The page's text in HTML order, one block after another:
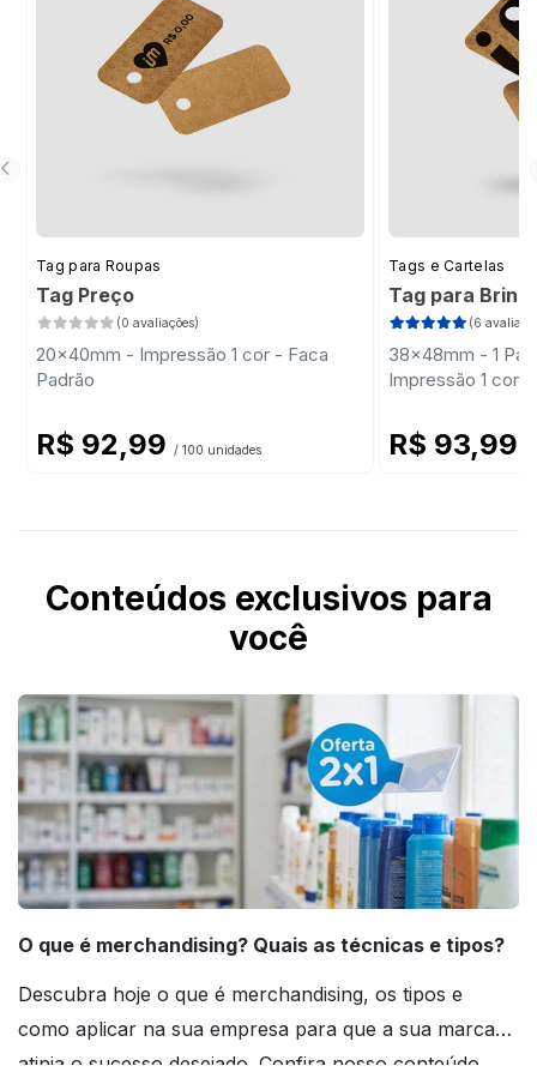
Tag para Roupas
Tag Preço
(0 avaliações)
20x40mm - Impressão 1 cor - Faca
Padrão
R$ 92,99 / 100 unidades
Tags e Cartelas
Tag para
(6
38x48mm - 1
Impressão 1 cor
R$ 93,99
Conteúdos exclusivos para
você
O que é merchandising? Quais as técnicas e tipos?
Descubra hoje o que é merchandising, os tipos e
como aplicar na sua empresa para que a sua marca
atinja o sucesso desejado. Confira nosso conteúdo